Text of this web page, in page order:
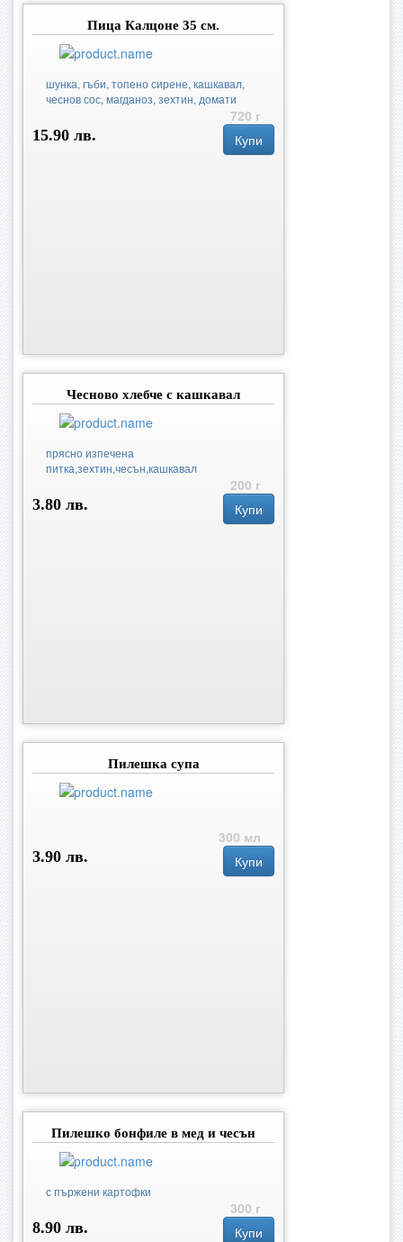
Пица Калцоне 35 см.
шунка, гъби, топено сирене, кашкавал,
чеснов сос, магданоз, зехтин, домати
720 г
15.90 лв.
Купи
Чесново хлебче с кашкавал
прясно изпечена
питка,зехтин,чесън,кашкавал
200 г
3.80 лв.
Купи
Пилешка супа
300 мл
3.90 лв.
Купи
Пилешко бонфиле в мед и чесън
с пържени картофки
300 г
8.90 лв.
Купи